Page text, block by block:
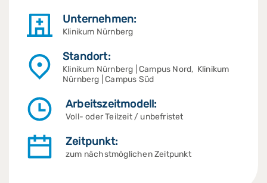
Unternehmen:
Klinikum Nürnberg
Standort:
Klinikum Nürnberg | Campus Nord, Klinikum
Nürnberg | Campus Süd
Arbeitszeitmodell:
Voll- oder Teilzeit / unbefristet
Zeitpunkt:
zum nächstmöglichen Zeitpunkt